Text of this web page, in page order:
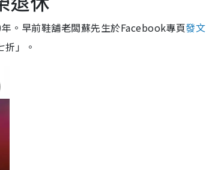
。早前鞋舖老闆蘇先生於Facebook專頁發文
」。